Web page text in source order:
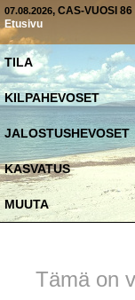
07.08.2026, CAS-VUOSI
Etusivu
TILA
KILPAHEVOSET
JALOSTUSHEVOSET
KASVATUS
MUUTA
Tämä on